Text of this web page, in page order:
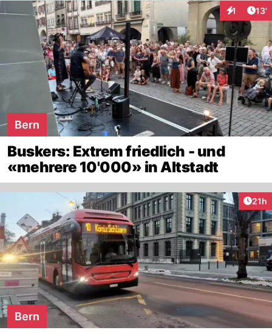
1 13'
Bern
Buskers: Extrem friedlich - und
«mehrere 10'000» in Altstadt
21h
Bern